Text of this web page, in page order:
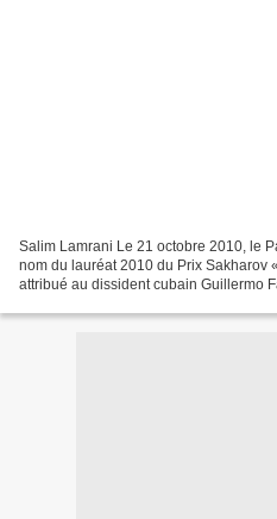
Salim Lamrani Le 21 octobre 2010, le
nom du lauréat 2010 du Prix Sakharov
attribué au dissident cubain Guillermo